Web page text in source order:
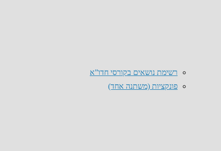
רשימת נושאים בקורסי חדו”א
פונקציות (משתנה אחד)